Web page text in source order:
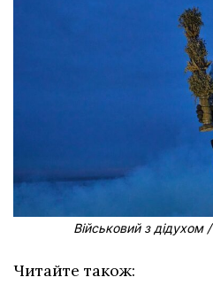
Військовий з
Читайте також: